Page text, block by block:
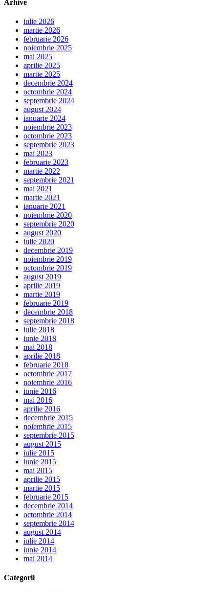
Arhive
iulie 2026
martie 2026
februarie 2026
noiembrie 2025
mai 2025
aprilie 2025
martie 2025
decembrie 2024
octombrie 2024
septembrie 2024
august 2024
ianuarie 2024
noiembrie 2023
octombrie 2023
septembrie 2023
mai 2023
februarie 2023
martie 2022
septembrie 2021
mai 2021
martie 2021
ianuarie 2021
noiembrie 2020
septembrie 2020
august 2020
iulie 2020
decembrie 2019
noiembrie 2019
octombrie 2019
august 2019
aprilie 2019
martie 2019
februarie 2019
decembrie 2018
septembrie 2018
iulie 2018
iunie 2018
mai 2018
aprilie 2018
februarie 2018
octombrie 2017
noiembrie 2016
iunie 2016
mai 2016
aprilie 2016
decembrie 2015
noiembrie 2015
septembrie 2015
august 2015
iulie 2015
iunie 2015
mai 2015
aprilie 2015
martie 2015
februarie 2015
decembrie 2014
octombrie 2014
septembrie 2014
august 2014
iulie 2014
iunie 2014
mai 2014
Categorii